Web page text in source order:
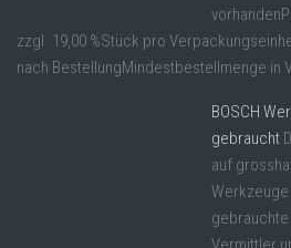
zzgl. 19,00 %Stück pro
nach BestellungMindestbestellmenge in
BOSCH
gebraucht
auf
Werkzeuge
gebrauchte